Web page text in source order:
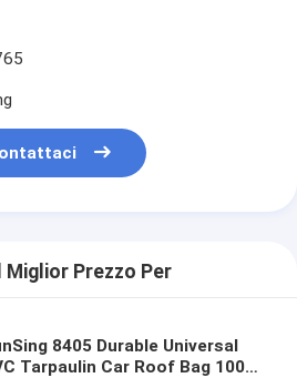
Miglior Prezzo Per
8405 Durable Universal
Tarpaulin Car Roof Bag 100%